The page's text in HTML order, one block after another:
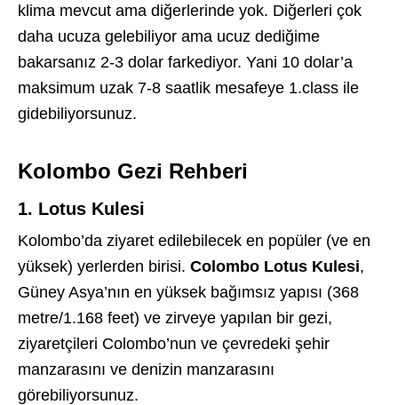
klima mevcut ama diğerlerinde yok. Diğerleri çok
daha ucuza gelebiliyor ama ucuz dediğime
bakarsanız 2-3 dolar farkediyor. Yani 10 dolar’a
maksimum uzak 7-8 saatlik mesafeye 1.class ile
gidebiliyorsunuz.
Kolombo Gezi Rehberi
1. Lotus Kulesi
Kolombo’da ziyaret edilebilecek en popüler (ve en
yüksek) yerlerden birisi. Colombo Lotus Kulesi,
Güney Asya’nın en yüksek bağımsız yapısı (368
metre/1.168 feet) ve zirveye yapılan bir gezi,
ziyaretçileri Colombo’nun ve çevredeki şehir
manzarasını ve denizin manzarasını
görebiliyorsunuz.